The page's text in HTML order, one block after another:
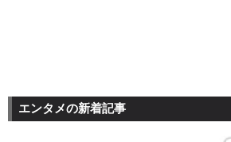
エンタメの新着記事